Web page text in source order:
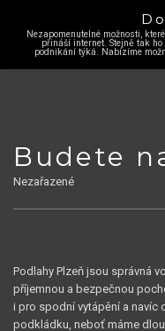
Nezapomenutelné možnosti,
přináší internet. Stejně tak
podnikání týká. Nabízíme
Budete
Nezařazené
Podlahy Plzeň jsou správná
příjemnou a bezpečnou
i pro spodní vytápění a navíc
podkládku, neboť máme